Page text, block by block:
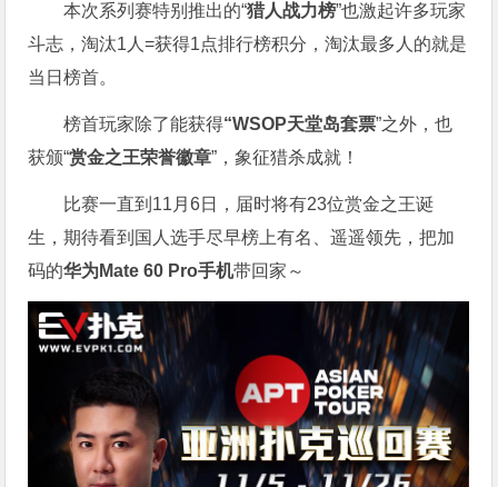
本次系列赛特别推出的“猎人战力榜”也激起许多玩家
斗志，淘汰1人=获得1点排行榜积分，淘汰最多人的就是
当日榜首。
榜首玩家除了能获得“WSOP天堂岛套票”之外，也
获颁“赏金之王荣誉徽章”，象征猎杀成就！
比赛一直到11月6日，届时将有23位赏金之王诞
生，期待看到国人选手尽早榜上有名、遥遥领先，把加
码的华为Mate 60 Pro手机带回家～